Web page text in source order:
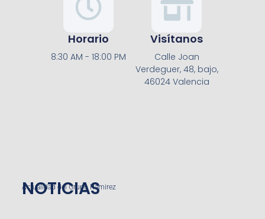
Horario
8:30 AM - 18:00 PM
Visítanos
Calle Joan
Verdeguer, 48, bajo,
46024 Valencia
Actualidad del Grupo Ramirez
NOTICIAS